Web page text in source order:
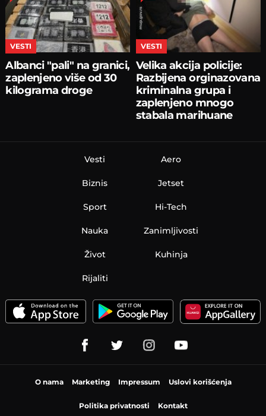
VESTI
Albanci "pali" na granici,
zaplenjeno više od 30
kilograma droge
VESTI
Velika akcija policije:
Razbijena orginazovana
kriminalna grupa i
zaplenjeno mnogo
stabala marihuane
Vesti
Biznis
Sport
Nauka
Aero
Jetset
Hi-Tech
Zanimljivosti
Život Kuhinja
Rijaliti
O nama Marketing Impressum Uslovi korišćenja
Politika privatnosti Kontakt